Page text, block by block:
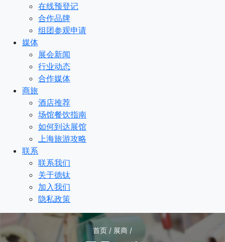
在线预登记
合作品牌
组团参观申请
媒体
展会新闻
行业动态
合作媒体
商旅
酒店推荐
场馆餐饮指南
如何到达展馆
上海旅游攻略
联系
联系我们
关于德钛
加入我们
隐私政策
首页 / 展商 /